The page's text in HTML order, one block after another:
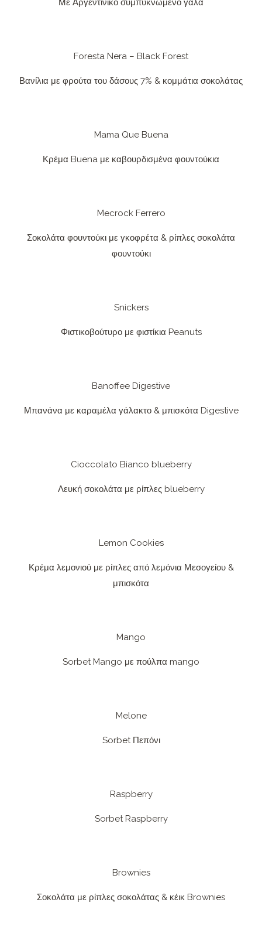
Με Αργεντίνικο συμπυκνωμένο γάλα
Foresta Nera – Black Forest
Βανίλια με φρούτα του δάσους 7% & κομμάτια σοκολάτας
Mama Que Buena
Κρέμα Buena με καβουρδισμένα φουντούκια
Mecrock Ferrero
Σοκολάτα φουντούκι με γκοφρέτα & ρίπλες σοκολάτα
φουντούκι
Snickers
Φιστικοβούτυρο με φιστίκια Peanuts
Banoffee Digestive
Μπανάνα με καραμέλα γάλακτο & μπισκότα Digestive
Cioccolato Bianco blueberry
Λευκή σοκολάτα με ρίπλες blueberry
Lemon Cookies
Κρέμα λεμονιού με ρίπλες από λεμόνια Μεσογείου &
μπισκότα
Mango
Sorbet Mango με πούλπα mango
Melone
Sorbet Πεπόνι
Raspberry
Sorbet Raspberry
Brownies
Σοκολάτα με ρίπλες σοκολάτας & κέικ Brownies